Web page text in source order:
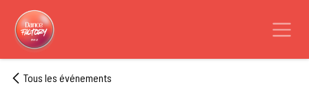
Se rendre au contenu
Tous les événements